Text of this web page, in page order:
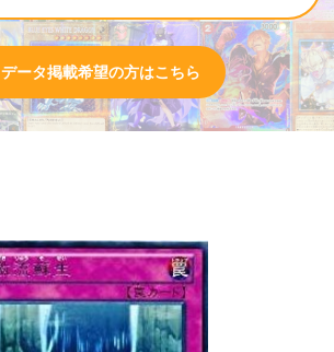
データ掲載希望の方はこちら